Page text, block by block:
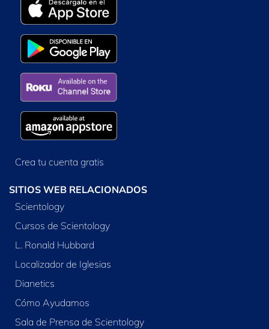
Crea tu cuenta gratis
SITIOS WEB RELACIONADOS
Scientology
Cursos de Scientology
L. Ronald Hubbard
Localizador de Iglesias
Dianetics
Cómo Ayudamos
Sala de Prensa de Scientology